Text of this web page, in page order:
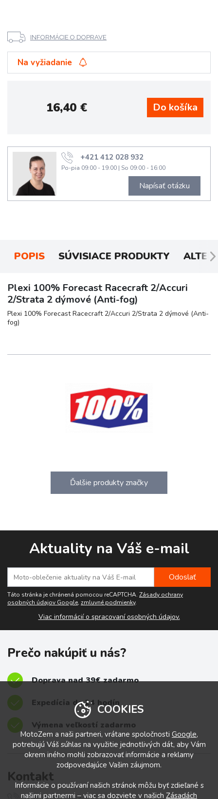
INFORMÁCIE O DOPRAVE
Na vyžiadanie
16,40€
+421 412 028 932
Po-pia 09:00 - 19:00 | So 09:00 - 16:00
Napísať otázku
POPIS SÚVISIACE PRODUKTY
Plexi 100% Forecast Racecraft 2/Accuri
2/Strata 2 dýmové (Anti-fog)
Plexi 100% Forecast Racecraft 2/Accuri 2/Strata 2 dýmové (Anti-
fog)
Ďalšie produkty značky
Aktuality na Váš e-mail
Táto stránka je chránená pomocou reCAPTCHA. Zásady ochrany
osobných údajov Google, zmluvné podmienky.
Viac informácií o spracovaní osobných údajov.
Prečo nakúpiť u nás?
Doprava nad 39€ zadarmo
Expedícia do 24 hodín
Výmena veľkostí zadarmo
Kontakt
COOKIES
MotoZem a naši partneri, vrátane spoločnosti Google,
potrebujú Váš súhlas na využitie jednotlivých dát, aby Vám
okrem iného mohli zobrazovať informácie a reklamy
zodpovedajúce Vašim záujmom.
Informácie o používaní našich stránok môžu byť zdieľané s
našimi partnermi – viac sa dozviete v našich Zásadách